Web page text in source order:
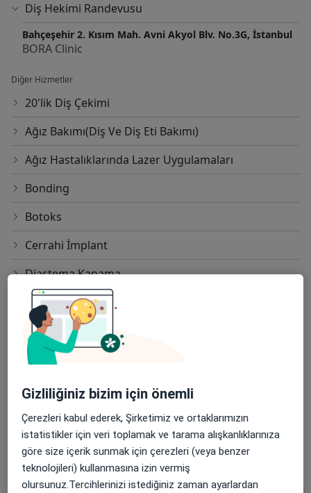
Diş Hekimi Randevusu
Bahçeşehir 2. Kısım Mah. Avni Akyol Blv. No.3G, İstanbul
BORA Clinic
Diğer Hizmetler
20'lik Diş Çekimi
Ağız Bakımı(Diş Ve Diş Eti Bakımı)
Ağız Hastalıklarında Lazer Uygulamaları
Bonding
Botoks
Cerrahi İmplant
Diastema Kapama
Dikişsiz İmplant
Direkt ve İndirekt Kompozit Lamina
Diş Beyazlatma
Diş Eti Estetiği
Diş Taşı Temizliği
Empress Porselen Kaplama
Endodonti
Gizliliğiniz bizim için önemli
Çerezleri kabul ederek, Şirketimiz ve ortaklarımızın
istatistikler için veri toplamak ve tarama alışkanlıklarınıza
göre size içerik sunmak için çerezleri (veya benzer
teknolojileri) kullanmasına izin vermiş
olursunuz.Tercihlerinizi istediğiniz zaman ayarlardan